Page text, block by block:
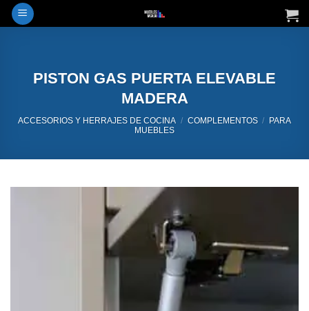
Saltar
al
PISTON GAS PUERTA ELEVABLE
MADERA
ACCESORIOS Y HERRAJES DE COCINA / COMPLEMENTOS /
PARA
MUEBLES